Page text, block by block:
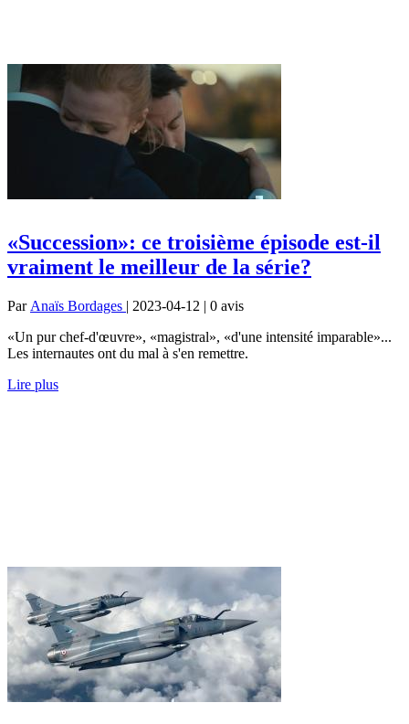
«Succession»: ce troisième épisode est-il
vraiment le meilleur de la série?
Par Anaïs Bordages | 2023-04-12 | 0 avis
«Un pur chef-d'œuvre», «magistral», «d'une intensité imparable»...
Les internautes ont du mal à s'en remettre.
Lire plus